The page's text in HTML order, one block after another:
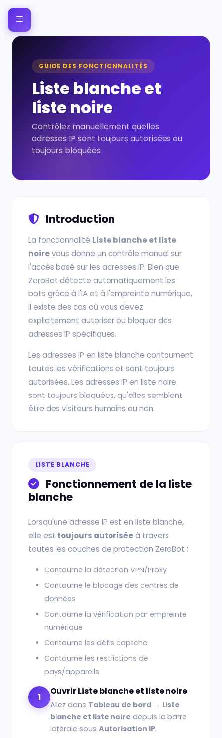
GUIDE DES FONCTIONNALITÉS
Liste blanche et
liste noire
Contrôlez manuellement quelles
adresses IP sont toujours autorisées ou
toujours bloquées
Introduction
La fonctionnalité Liste blanche et liste
noirevous donne un contrôle manuel sur
l'accès basé sur les adresses IP. Bien que
ZeroBot détecte automatiquement les
bots grâce à l'IA et à l'empreinte numérique,
il existe des cas où vous devez
explicitement autoriser ou bloquer des
adresses IP spécifiques.
Les adresses IP en liste blanche contournent
toutes les vérifications et sont toujours
autorisées. Les adresses IP en liste noire
sont toujours bloquées, qu'elles semblent
être des visiteurs humains ou non.
LISTE BLANCHE
Fonctionnement de la liste
blanche
Lorsqu'une adresse IP est en liste blanche,
elle est toujours autoriséeà travers
toutes les couches de protection ZeroBot :
Contourne la détection VPN/Proxy
Contourne le blocage des centres de
données
Contourne la vérification par empreinte
numérique
Contourne les défis captcha
Contourne les restrictions de
pays/appareils
1
Ouvrir Liste blanche et liste noire
Allez dans Tableau de bord → Liste
blanche et liste noire depuis la barre
latérale sous Autorisation IP.